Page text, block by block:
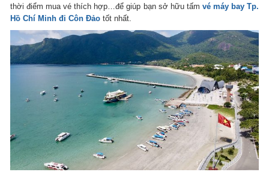
thời điểm mua vé thích hợp…để giúp bạn sở hữu tấm vé máy bay Tp.
Hồ Chí Minh đi Côn Đảo tốt nhất.